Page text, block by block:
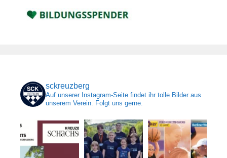
sckreuzberg
Auf unserer Instagram-Seite findet ihr tolle Bilder aus
unserem Verein. Folgt uns gerne.